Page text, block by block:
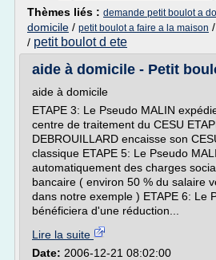
Thèmes liés : demande petit boulot a
domicile / petit boulot a faire a la maison /
/ petit boulot d ete
aide à domicile - Petit
aide à domicile
ETAPE 3: Le Pseudo MALIN
centre de traitement du CESU
DEBROUILLARD encaisse son
classique ETAPE 5: Le Pseudo
automatiquement des charges
bancaire ( environ 50 % du salaire
dans notre exemple ) ETAPE 6: Le
bénéficiera d'une réduction...
Lire la suite
Date: 2006-12-21 08:02:00